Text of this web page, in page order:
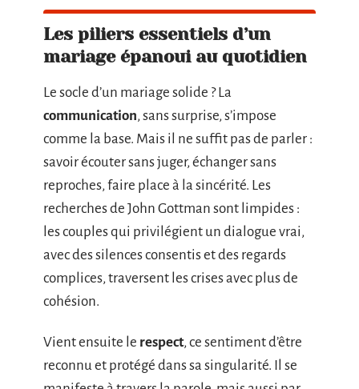
Les piliers essentiels d’un
mariage épanoui au quotidien
Le socle d’un mariage solide ? La
communication, sans surprise, s’impose
comme la base. Mais il ne suffit pas de parler :
savoir écouter sans juger, échanger sans
reproches, faire place à la sincérité. Les
recherches de John Gottman sont limpides :
les couples qui privilégient un dialogue vrai,
avec des silences consentis et des regards
complices, traversent les crises avec plus de
cohésion.
Vient ensuite le respect, ce sentiment d’être
reconnu et protégé dans sa singularité. Il se